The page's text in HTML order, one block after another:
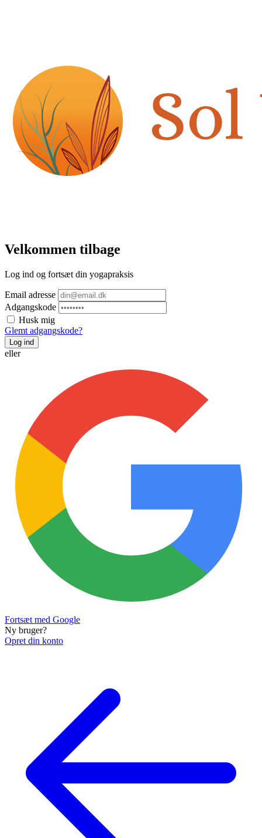
Velkommen tilbage
Log ind og fortsæt din yogapraksis
Email adresse
Adgangskode
Husk mig
Glemt adgangskode?
eller
Fortsæt med Google
Ny bruger?
Opret din konto